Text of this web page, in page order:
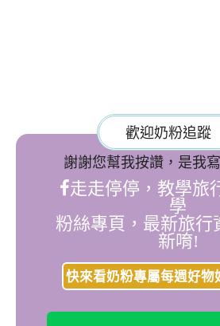
歡迎奶粉追蹤
謝謝您幫我按讚，是我
走走停停，教學旅
學
粉絲專頁，最新旅行
新唷!
快來看奶粉專屬每週好物